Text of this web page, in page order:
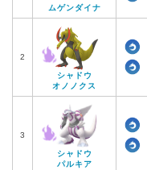
ムゲンダイナ
2
シャドウ
オノノクス
3
シャドウ
パルキア